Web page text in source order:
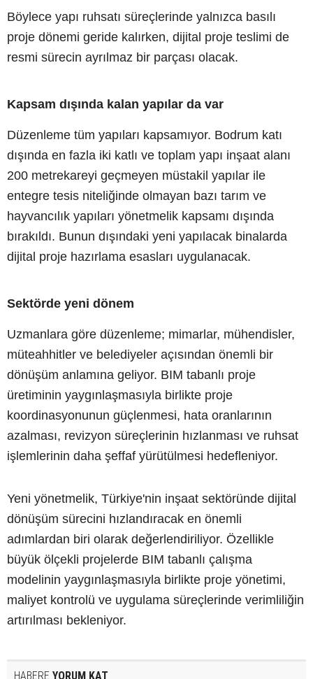
Böylece yapı ruhsatı süreçlerinde yalnızca basılı
proje dönemi geride kalırken, dijital proje teslimi de
resmi sürecin ayrılmaz bir parçası olacak.
Kapsam dışında kalan yapılar da var
Düzenleme tüm yapıları kapsamıyor. Bodrum katı
dışında en fazla iki katlı ve toplam yapı inşaat alanı
200 metrekareyi geçmeyen müstakil yapılar ile
entegre tesis niteliğinde olmayan bazı tarım ve
hayvancılık yapıları yönetmelik kapsamı dışında
bırakıldı. Bunun dışındaki yeni yapılacak binalarda
dijital proje hazırlama esasları uygulanacak.
Sektörde yeni dönem
Uzmanlara göre düzenleme; mimarlar, mühendisler,
müteahhitler ve belediyeler açısından önemli bir
dönüşüm anlamına geliyor. BIM tabanlı proje
üretiminin yaygınlaşmasıyla birlikte proje
koordinasyonunun güçlenmesi, hata oranlarının
azalması, revizyon süreçlerinin hızlanması ve ruhsat
işlemlerinin daha şeffaf yürütülmesi hedefleniyor.
Yeni yönetmelik, Türkiye'nin inşaat sektöründe dijital
dönüşüm sürecini hızlandıracak en önemli
adımlardan biri olarak değerlendiriliyor. Özellikle
büyük ölçekli projelerde BIM tabanlı çalışma
modelinin yaygınlaşmasıyla birlikte proje yönetimi,
maliyet kontrolü ve uygulama süreçlerinde verimliliğin
artırılması bekleniyor.
HABERE YORUM KAT